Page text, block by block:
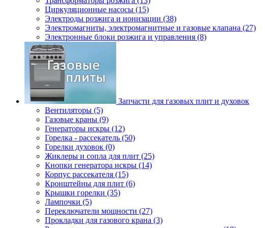
Циркуляционные насосы (15)
Электроды розжига и ионизации (38)
Электромагниты, электромагнитные и газовые клапана (27)
Электронные блоки розжига и управления (8)
Запчасти для газовых плит и духовок
Вентиляторы (5)
Газовые краны (9)
Генераторы искры (12)
Горелка - рассекатель (50)
Горелки духовок (0)
Жиклеры и сопла для плит (25)
Кнопки генератора искры (14)
Корпус рассекателя (15)
Кронштейны для плит (6)
Крышки горелки (35)
Лампочки (5)
Переключатели мощности (27)
Прокладки для газового крана (3)